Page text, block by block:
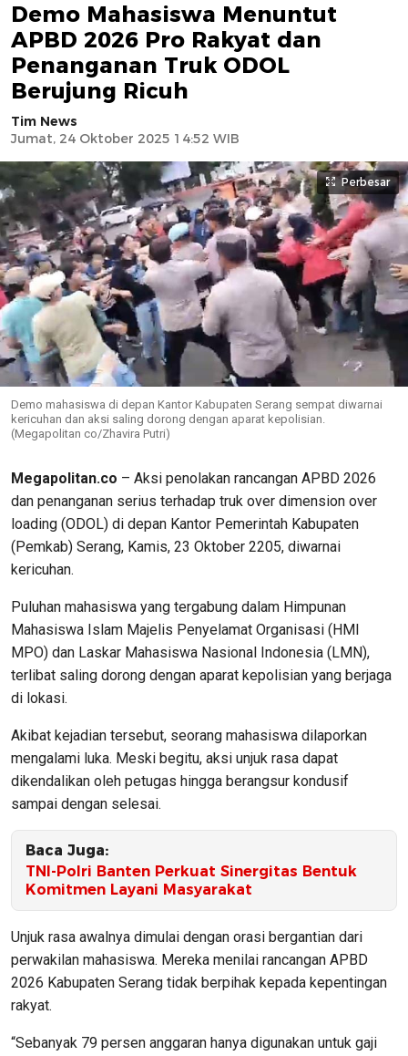
Demo Mahasiswa Menuntut
APBD 2026 Pro Rakyat dan
Penanganan Truk ODOL
Berujung Ricuh
Tim News
Jumat, 24 Oktober 2025 14:52 WIB
Perbesar
Demo mahasiswa di depan Kantor Kabupaten Serang sempat diwarnai
kericuhan dan aksi saling dorong dengan aparat kepolisian.
(Megapolitan co/Zhavira Putri)
Megapolitan.co – Aksi penolakan rancangan APBD 2026
dan penanganan serius terhadap truk over dimension over
loading (ODOL) di depan Kantor Pemerintah Kabupaten
(Pemkab) Serang, Kamis, 23 Oktober 2205, diwarnai
kericuhan.
Puluhan mahasiswa yang tergabung dalam Himpunan
Mahasiswa Islam Majelis Penyelamat Organisasi (HMI
MPO) dan Laskar Mahasiswa Nasional Indonesia (LMN),
terlibat saling dorong dengan aparat kepolisian yang berjaga
di lokasi.
Akibat kejadian tersebut, seorang mahasiswa dilaporkan
mengalami luka. Meski begitu, aksi unjuk rasa dapat
dikendalikan oleh petugas hingga berangsur kondusif
sampai dengan selesai.
Baca Juga:
TNI-Polri Banten Perkuat Sinergitas Bentuk
Komitmen Layani Masyarakat
Unjuk rasa awalnya dimulai dengan orasi bergantian dari
perwakilan mahasiswa. Mereka menilai rancangan APBD
2026 Kabupaten Serang tidak berpihak kepada kepentingan
rakyat.
“Sebanyak 79 persen anggaran hanya digunakan untuk gaji